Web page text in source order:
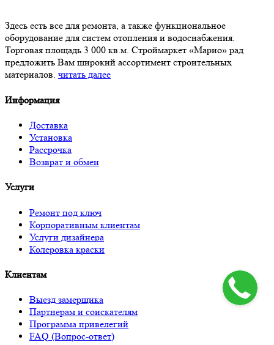
Здесь есть все для ремонта, а также функциональное
оборудование для систем отопления и водоснабжения.
Торговая площадь 3 000 кв.м. Строймаркет «Марио» рад
предложить Вам широкий ассортимент строительных
материалов. читать далее
Информация
Доставка
Установка
Рассрочка
Возврат и обмен
Услуги
Ремонт под ключ
Корпоративным клиентам
Услуги дизайнера
Колеровка краски
Клиентам
Выезд замерщика
Партнерам и соискателям
Программа привелегий
FAQ (Вопрос-ответ)